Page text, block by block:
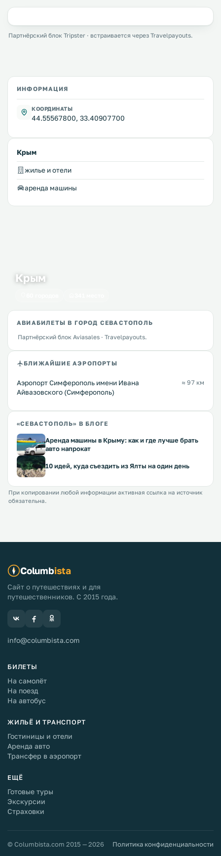
Партнёрский блок Tripster · встраивается через Travelpayouts.
ИНФОРМАЦИЯ
КООРДИНАТЫ
44.55567800, 33.40907700
Крым
жилье и отели
аренда машины
Крым
АВИАБИЛЕТЫ В ГОРОД СЕВАСТОПОЛЬ
Партнёрский блок Aviasales · Travelpayouts.
БЛИЖАЙШИЕ АЭРОПОРТЫ
Аэропорт Симферополь имени Ивана
Айвазовского (Симферополь)
≈ 97 км
«СЕВАСТОПОЛЬ» В БЛОГЕ
Аренда машины в Крыму: как и где лучше брать
авто напрокат
10 идей, куда съездить из Ялты на один день
При копировании любой информации активная ссылка на источник
обязательна.
Columbista
Сайт о путешествиях и для
путешественников. С 2015 года.
info@columbista.com
БИЛЕТЫ
На самолёт
На поезд
На автобус
ЖИЛЬЁ И ТРАНСПОРТ
Гостиницы и отели
Аренда авто
Трансфер в аэропорт
ЕЩЁ
Готовые туры
Экскурсии
Страховки
© Columbista.com 2015 — 2026 Политика конфиденциальности